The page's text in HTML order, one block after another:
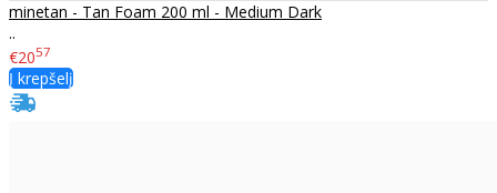
minetan - Tan Foam 200 ml - Medium Dark
..
€2057
Į krepšelį